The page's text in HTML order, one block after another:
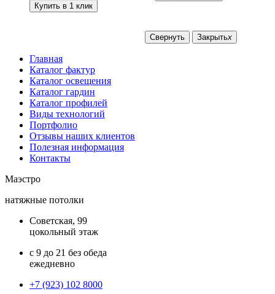
Купить в 1 клик
Свернуть Закрытьx
Главная
Каталог фактур
Каталог освещения
Каталог гардин
Каталог профилей
Виды технологий
Портфолио
Отзывы наших клиентов
Полезная информация
Контакты
Маэстро
натяжные потолки
Советская, 99
цокольный этаж
с 9 до 21 без обеда
ежедневно
+7 (923) 102 8000